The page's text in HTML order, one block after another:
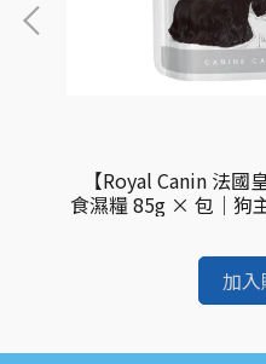
【Royal Canin 法國
食濕糧 85g × 包｜狗
加